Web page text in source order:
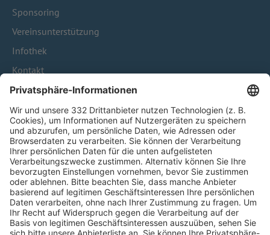
Sponsoring
Vereinsunterstützung
Infothek
Kontakt
HÄUFIG BESUCHTE SEITEN
Pässe und Vereinswechsel
Trainerausbildung
Schulungsangebot Vereinsmitarbeiter
BFV-Geschäftsstellen
Trainerbörse
Login SpielPlus